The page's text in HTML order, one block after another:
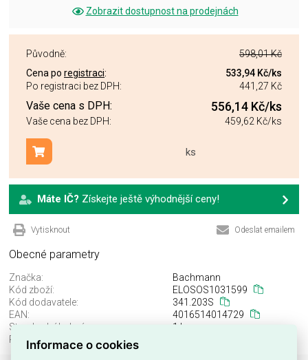
Zobrazit dostupnost na prodejnách
Původně:
598,01 Kč
Cena po registraci: 533,94 Kč/ks
Po registraci bez DPH:
441,27 Kč
Vaše cena s DPH: 556,14 Kč/ks
Vaše cena bez DPH: 459,62 Kč/ks
ks
Přidat do košíku
Máte IČ? Získejte ještě výhodnější ceny!
Vytisknout Odeslat emailem
Obecné parametry
Značka:
Bachmann
Kód zboží:
ELOSOS1031599
Kód dodavatele:
341.203S
EAN:
4016514014729
Standardní balení:
1 ks
Recyklační poplatek:
Informace o cookies